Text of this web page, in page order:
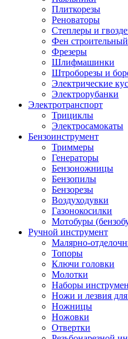
Плиткорезы
Реноваторы
Степлеры и
Фен строительный
Фрезеры
Шлифмашинки
Штроборезы и
Электрические
Электрорубанки
Электротранспорт
Трициклы
Электросамокаты
Бензоинструмент
Триммеры
Генераторы
Бензоножницы
Бензопилы
Бензорезы
Воздуходувки
Газонокосилки
Мотобуры
Ручной инструмент
Малярно-
Топоры
Ключи головки
Молотки
Наборы
Ножи и лезвия
Ножницы
Ножовки
Отвертки